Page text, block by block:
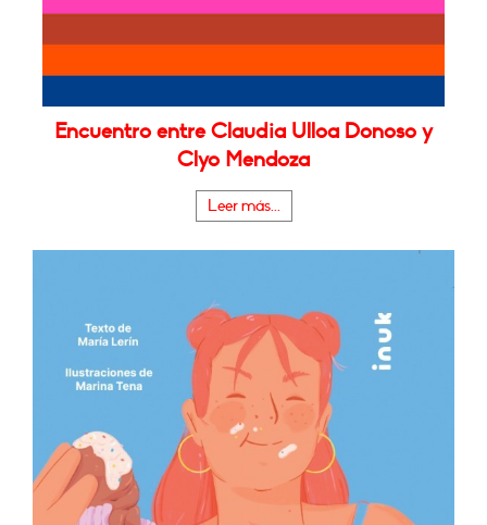
Encuentro entre Claudia Ulloa Donoso y
Clyo Mendoza
Leer más...